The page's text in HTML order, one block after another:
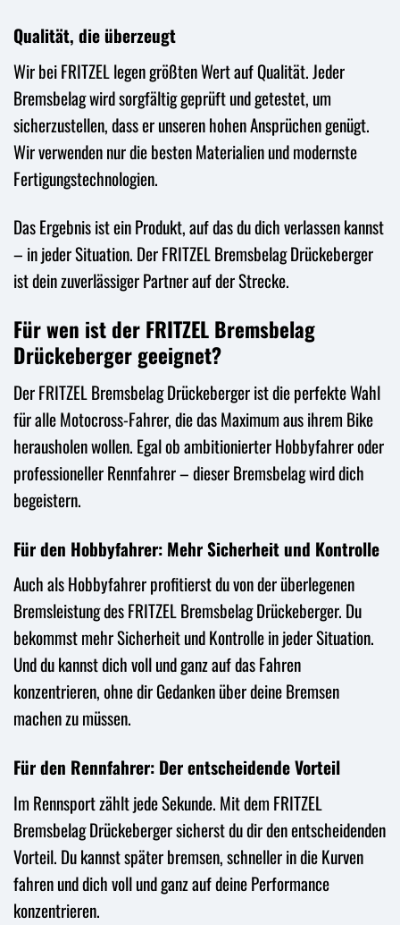
Qualität, die überzeugt
Wir bei FRITZEL legen größten Wert auf Qualität. Jeder
Bremsbelag wird sorgfältig geprüft und getestet, um
sicherzustellen, dass er unseren hohen Ansprüchen genügt.
Wir verwenden nur die besten Materialien und modernste
Fertigungstechnologien.
Das Ergebnis ist ein Produkt, auf das du dich verlassen kannst
– in jeder Situation. Der FRITZEL Bremsbelag Drückeberger
ist dein zuverlässiger Partner auf der Strecke.
Für wen ist der FRITZEL Bremsbelag
Drückeberger geeignet?
Der FRITZEL Bremsbelag Drückeberger ist die perfekte Wahl
für alle Motocross-Fahrer, die das Maximum aus ihrem Bike
herausholen wollen. Egal ob ambitionierter Hobbyfahrer oder
professioneller Rennfahrer – dieser Bremsbelag wird dich
begeistern.
Für den Hobbyfahrer: Mehr Sicherheit und Kontrolle
Auch als Hobbyfahrer profitierst du von der überlegenen
Bremsleistung des FRITZEL Bremsbelag Drückeberger. Du
bekommst mehr Sicherheit und Kontrolle in jeder Situation.
Und du kannst dich voll und ganz auf das Fahren
konzentrieren, ohne dir Gedanken über deine Bremsen
machen zu müssen.
Für den Rennfahrer: Der entscheidende Vorteil
Im Rennsport zählt jede Sekunde. Mit dem FRITZEL
Bremsbelag Drückeberger sicherst du dir den entscheidenden
Vorteil. Du kannst später bremsen, schneller in die Kurven
fahren und dich voll und ganz auf deine Performance
konzentrieren.